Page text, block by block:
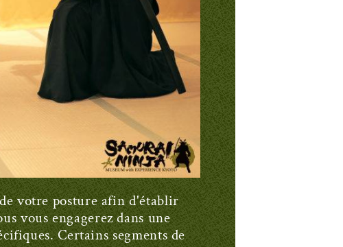
votre posture afin d'établir
vous engagerez dans une
Certains segments de